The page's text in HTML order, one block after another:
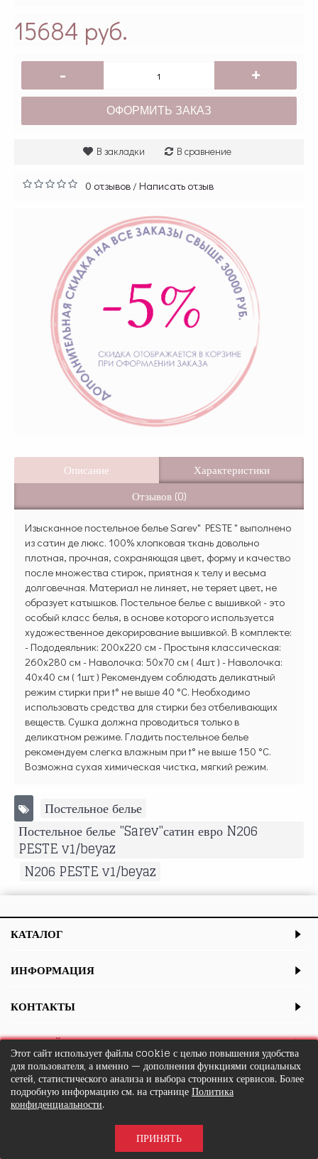
15684 руб.
- +
ОФОРМИТЬ ЗАКАЗ
В закладки В сравнение
0 отзывов/ Написать отзыв
Описание
Характеристики
Отзывов (0)
Изысканное постельное белье Sarev" PESTE " выполнено
из сатин де люкс. 100% хлопковая ткань довольно
плотная, прочная, сохраняющая цвет, форму и качество
после множества стирок, приятная к телу и весьма
долговечная. Материал не линяет, не теряет цвет, не
образует катышков. Постельное белье с вышивкой - это
особый класс белья, в основе которого используется
художественное декорирование вышивкой. В комплекте:
- Пододеяльник: 200х220 см - Простыня классическая:
260х280 см - Наволочка: 50х70 см ( 4шт ) - Наволочка:
40х40 см ( 1шт ) Рекомендуем соблюдать деликатный
режим стирки при t° не выше 40 °C. Необходимо
использовать средства для стирки без отбеливающих
веществ. Сушка должна проводиться только в
деликатном режиме. Гладить постельное белье
рекомендуем слегка влажным при t° не выше 150 °C.
Возможна сухая химическая чистка, мягкий режим.
Постельное белье
Постельное белье "Sarev"сатин евро N206
PESTE v1/beyaz
N206 PESTE v1/beyaz
КАТАЛОГ
ИНФОРМАЦИЯ
КОНТАКТЫ
ЛИЧНЫЙ КАБИНЕТ
© intacozy.ru
Этот сайт использует файлы cookie с целью повышения удобства
для пользователя, а именно — дополнения функциями социальных
сетей, статистического анализа и выбора сторонних сервисов. Более
подробную информацию см. на страницеПолитика
конфиденциальности.
ПРИНЯТЬ